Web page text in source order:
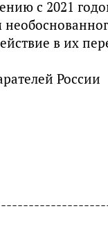
с 2021
в их
России